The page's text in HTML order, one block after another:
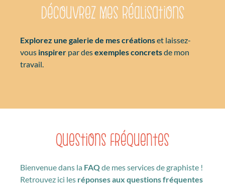
Découvrez mes réalisations
Explorez une galerie de mes créationset laissez-
vous inspirer par desexemples concretsde mon
travail.
Questions fréquentes
Bienvenue dans la FAQde mes services de graphiste !
Retrouvez ici les réponses aux questions fréquentes